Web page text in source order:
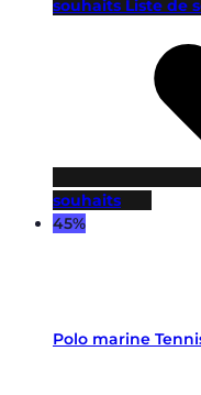
souhaits Liste de
souhaits
45%
Polo marine